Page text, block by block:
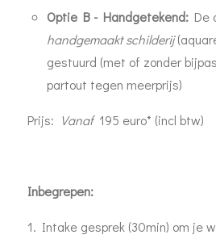
Optie B - Handgetekend: De
handgemaakt schilderij
gestuurd (met of zonder
partout tegen meerprijs)
Prijs: Vanaf195 euro* (incl btw)
Inbegrepen:
1. Intake gesprek (30min) om je